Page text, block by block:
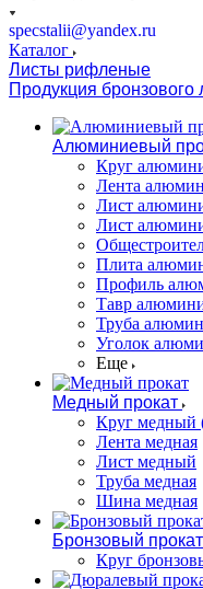
specstalii@yandex.ru
Каталог
Листы рифленые
Продукция бронзового
Алюминиевый
Круг
Лента
Лист
Лист
Плита
Профиль
Тавр
Труба
Уголок
Еще
Медный прокат
Круг медный
Лента медная
Лист медный
Труба медная
Шина медная
Бронзовый прокат
Круг